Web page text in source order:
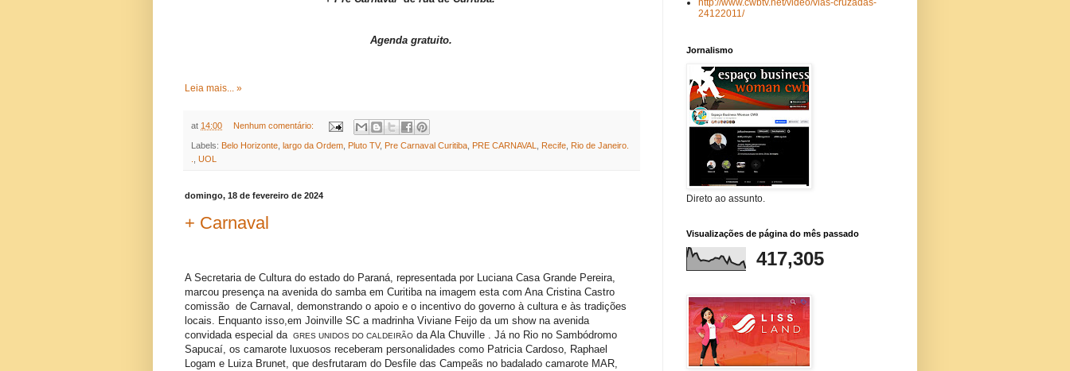
lineup e aposta em nova tradição cultural na
PLUTO TV TRANSMITE 11ª EDIÇÃO DO
CARNAUOL, GRATUITAMENTE
Com Dilsinho, João Gomes, Pabllo Vittar,
Marina Sena e a atração internacional Kesha,
festival vai levar a folia para a audiência do
streaming.
Leia mais... »
at 14:00 Nenhum comentário:
Labels: Belo Horizonte largo da Ordem Pluto TV, Pre Carnaval Curitiba PRE CARNAVAL Recife Rio de Janeiro.
UOL
domingo, 18 de fevereiro de 2024
+ Carnaval
A Secretaria de Cultura do estado do Paraná, representada por Luciana Casa Grande Pereira,
marcou presença na avenida do samba em Curitiba na imagem esta com Ana Cristina Castro
comissão de Carnaval, demonstrando o apoio e o incentivo do governo à cultura e às tradições
locais. Enquanto isso,em Joinville SC a madrinha Viviane Feijo da um show na avenida
convidada especial da GRES UNIDOS DO CALDEIRÃO da Ala Chuville . Já no Rio no Sambódromo
Sapucaí, os camarote luxuosos receberam personalidades como Patricia Cardoso, Raphael
Logam e Luiza Brunet, que desfrutaram do Desfile das Campeãs no badalado camarote MAR,
http://www.cwbtv.net/video/vias-cruzadas-
24122011/
Jornalismo
Direto ao assunto.
Visualizações de página do mês passado
417,305